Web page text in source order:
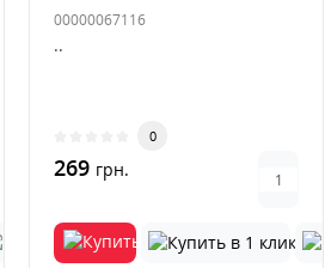
00000067116
..
0
269 грн.